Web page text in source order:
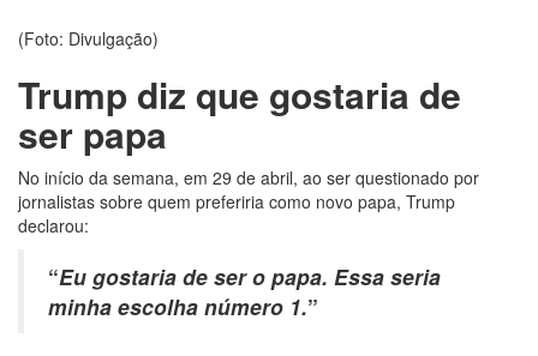
20:33Hissa Abrahão pede aos eleitores que compareçam
Tecnologia 5G: Sinal em Manaus será ativado até
novembro deste ano
10:32Vacinação contra Covid-19 acontece em 12 postos
18:03Bolsistas do Prouni começam a receber hoje auxílio
de R$ 400
17:50
20:07Amazonino pretende transforma o estado em um
canteiro de obras para combater desemprego? fome e
miséria
(Foto: Divulgação)
Trump diz que gostaria de
ser papa
No início da semana, em 29 de abril, ao ser questionado por
jornalistas sobre quem preferiria como novo papa, Trump
declarou:
“Eu gostaria de ser o papa. Essa seria
minha escolha número 1.”